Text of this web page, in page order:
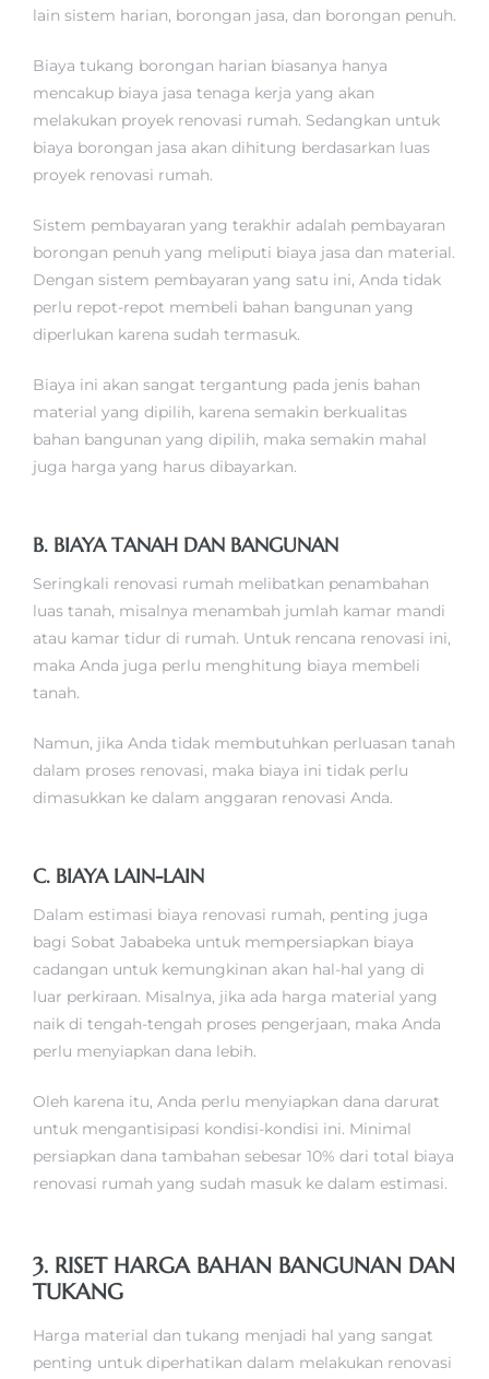
lain sistem harian, borongan jasa, dan borongan penuh.
Biaya tukang borongan harian biasanya hanya
mencakup biaya jasa tenaga kerja yang akan
melakukan proyek renovasi rumah. Sedangkan untuk
biaya borongan jasa akan dihitung berdasarkan luas
proyek renovasi rumah.
Sistem pembayaran yang terakhir adalah pembayaran
borongan penuh yang meliputi biaya jasa dan material.
Dengan sistem pembayaran yang satu ini, Anda tidak
perlu repot-repot membeli bahan bangunan yang
diperlukan karena sudah termasuk.
Biaya ini akan sangat tergantung pada jenis bahan
material yang dipilih, karena semakin berkualitas
bahan bangunan yang dipilih, maka semakin mahal
juga harga yang harus dibayarkan.
B. BIAYA TANAH DAN BANGUNAN
Seringkali renovasi rumah melibatkan penambahan
luas tanah, misalnya menambah jumlah kamar mandi
atau kamar tidur di rumah. Untuk rencana renovasi ini,
maka Anda juga perlu menghitung biaya membeli
tanah.
Namun, jika Anda tidak membutuhkan perluasan tanah
dalam proses renovasi, maka biaya ini tidak perlu
dimasukkan ke dalam anggaran renovasi Anda.
C. BIAYA LAIN-LAIN
Dalam estimasi biaya renovasi rumah, penting juga
bagi Sobat Jababeka untuk mempersiapkan biaya
cadangan untuk kemungkinan akan hal-hal yang di
luar perkiraan. Misalnya, jika ada harga material yang
naik di tengah-tengah proses pengerjaan, maka Anda
perlu menyiapkan dana lebih.
Oleh karena itu, Anda perlu menyiapkan dana darurat
untuk mengantisipasi kondisi-kondisi ini. Minimal
persiapkan dana tambahan sebesar 10% dari total biaya
renovasi rumah yang sudah masuk ke dalam estimasi.
3. RISET HARGA BAHAN BANGUNAN DAN
TUKANG
Harga material dan tukang menjadi hal yang sangat
penting untuk diperhatikan dalam melakukan renovasi